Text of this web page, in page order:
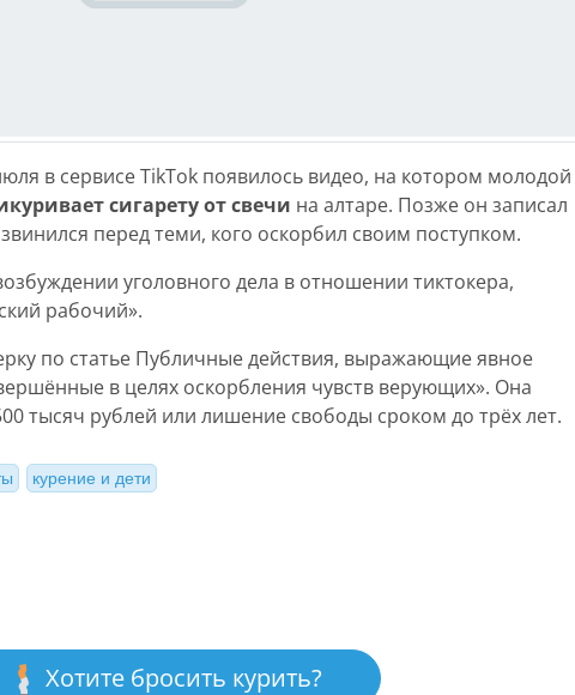
в сервисе TikTok появилось видео, на котором молодой
сигарету от свечи на алтаре. Позже он записал
перед теми, кого оскорбил своим поступком.
уголовного дела в отношении тиктокера,
рабочий».
по статье Публичные действия, выражающие явное
в целях оскорбления чувств верующих». Она
тысяч рублей или лишение свободы сроком до трёх лет.
курение и дети
Хотите бросить курить?